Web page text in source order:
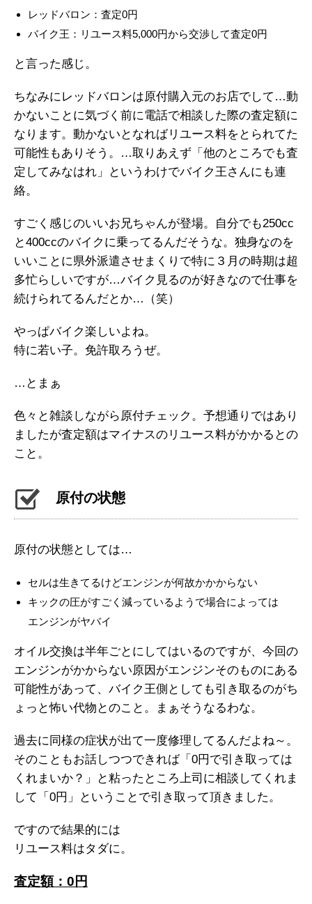
レッドバロン：査定0円
バイク王：リユース料5,000円から交渉して査定0円
と言った感じ。
ちなみにレッドバロンは原付購入元のお店でして…動
かないことに気づく前に電話で相談した際の査定額に
なります。動かないとなればリユース料をとられてた
可能性もありそう。…取りあえず「他のところでも査
定してみなはれ」というわけでバイク王さんにも連
絡。
すごく感じのいいお兄ちゃんが登場。自分でも250cc
と400ccのバイクに乗ってるんだそうな。独身なのを
いいことに県外派遣させまくりで特に３月の時期は超
多忙らしいですが…バイク見るのが好きなので仕事を
続けられてるんだとか…（笑）
やっぱバイク楽しいよね。
特に若い子。免許取ろうぜ。
…とまぁ
色々と雑談しながら原付チェック。予想通りではあり
ましたが査定額はマイナスのリユース料がかかるとの
こと。
原付の状態
原付の状態としては…
セルは生きてるけどエンジンが何故かかからない
キックの圧がすごく減っているようで場合によっては
エンジンがヤバイ
オイル交換は半年ごとにしてはいるのですが、今回の
エンジンがかからない原因がエンジンそのものにある
可能性があって、バイク王側としても引き取るのがち
ょっと怖い代物とのこと。まぁそうなるわな。
過去に同様の症状が出て一度修理してるんだよね～。
そのこともお話しつつできれば「0円で引き取っては
くれまいか？」と粘ったところ上司に相談してくれま
して「0円」ということで引き取って頂きました。
ですので結果的には
リユース料はタダに。
査定額：0円